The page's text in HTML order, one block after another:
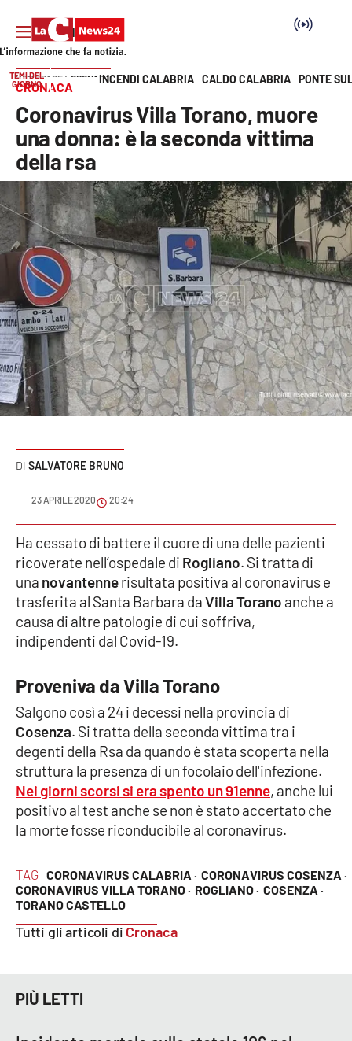
SEZIONI
Cronaca
Politica
Attualità
Economia e lavoro
Italia Mondo
Sanità
Sport
Meteo
Editoriali
VIDEO
Cronaca
Cultura
Economia e Lavoro
Politica
Società
Sport
RUBRICHE
Good Morning Vietnam
Vai
TEMI DEL
GIORNO
INCENDI CALABRIA CALDO CALABRIA PONTE
HOME PAGE CRONACA
CRONACA
Coronavirus Villa Torano, muore
una donna: è la seconda vittima
della rsa
SALVATORE BRUNO
23 APRILE 2020 20:24
TAG CORONAVIRUS CALABRIA · CORONAVIRUS COSENZA ·
CORONAVIRUS VILLA TORANO · ROGLIANO · COSENZA ·
TORANO CASTELLO
Tutti gli articoli di Cronaca
Ha cessato di battere il cuore di una delle pazienti
ricoverate nell’ospedale di Rogliano. Si tratta di
una novantennerisultata positiva al coronavirus e
trasferita al Santa Barbara daVilla Torano anche a
causa di altre patologie di cui soffriva,
indipendenti dal Covid-19.
Proveniva da Villa Torano
Salgono così a 24 i decessi nella provincia di
Cosenza. Si tratta della seconda vittima tra i
degenti della Rsa da quando è stata scoperta nella
struttura la presenza di un focolaio dell'infezione.
Nei giorni scorsi si era spento un 91enne, anche lui
positivo al test anche se non è stato accertato che
la morte fosse riconducibile al coronavirus.
PIÙ LETTI